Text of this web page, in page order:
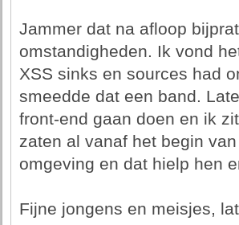
Jammer dat na afloop
omstandigheden. Ik vond
XSS sinks en sources had
smeedde dat een band.
front-end gaan doen en ik
zaten al vanaf het begin
omgeving en dat hielp hen
Fijne jongens en meisjes,